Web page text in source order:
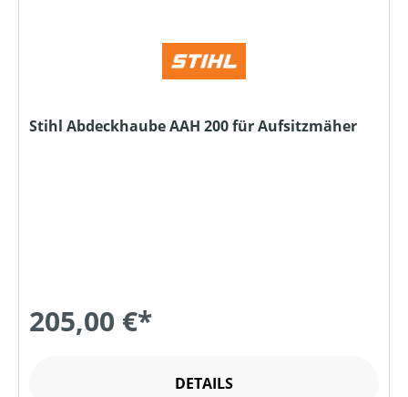
Stihl Abdeckhaube AAH 200 für Aufsitzmäher
205,00 €*
DETAILS